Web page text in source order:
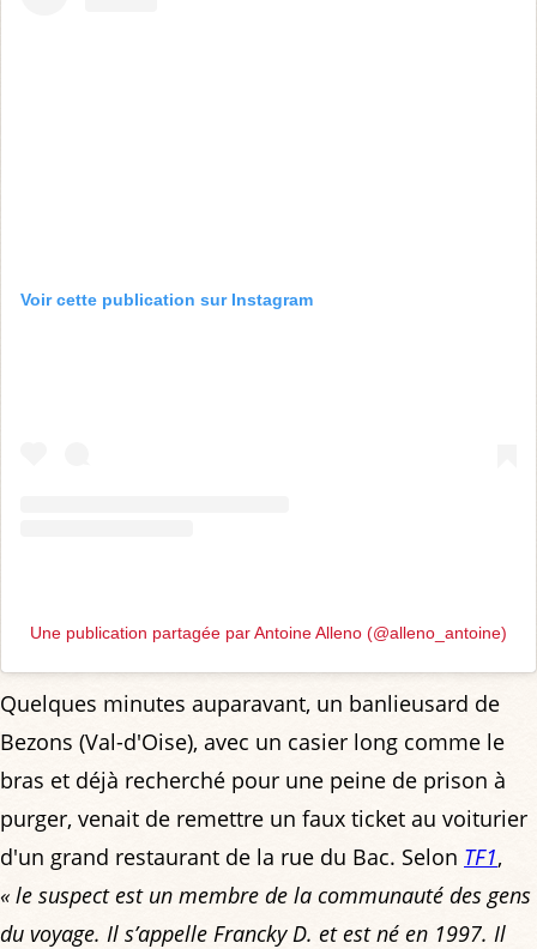
Voir cette publication sur Instagram
Une publication partagée par Antoine Alleno (@alleno_antoine)
Quelques minutes auparavant, un banlieusard de
Bezons (Val-d'Oise), avec un casier long comme le
bras et déjà recherché pour une peine de prison à
purger, venait de remettre un faux ticket au voiturier
d'un grand restaurant de la rue du Bac. Selon TF1,
« le suspect est un membre de la communauté des gens
du voyage. Il s’appelle Francky D. et est né en 1997. Il